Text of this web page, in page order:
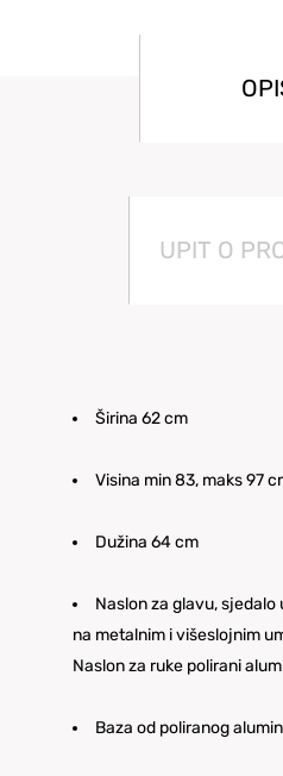
UPIT O
Širina 62 cm
Visina min 83, maks 97
Dužina 64 cm
Naslon za glavu,
na metalnim i višeslojnim
Naslon za ruke polirani
Baza od poliranog